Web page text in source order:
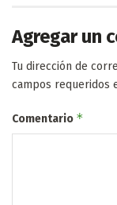
Agregar un
Tu dirección de
campos requeridos
Comentario *